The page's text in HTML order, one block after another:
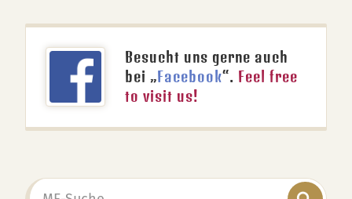
Besucht uns gerne auch
bei „Facebook“. Feel free
to visit us!
MF-